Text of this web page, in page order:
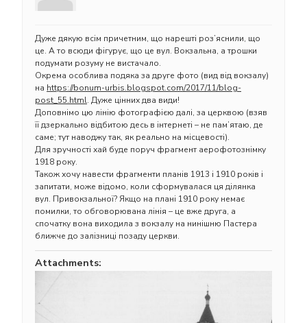
Дуже дякую всім причетним, що нарешті роз’яснили, що
це. А то всюди фігурує, що це вул. Вокзальна, а трошки
подумати розуму не вистачало.
Окрема особлива подяка за друге фото (вид від вокзалу)
на https://bonum-urbis.blogspot.com/2017/11/blog-
post_55.html. Дуже цінних два види!
Доповнімо цю лінію фотографією далі, за церквою (взяв
її дзеркально відбитою десь в інтернеті – не пам’ятаю, де
саме; тут наводжу так, як реально на місцевості).
Для зручності хай буде поруч фрагмент аерофотознімку
1918 року.
Також хочу навести фрагменти планів 1913 і 1910 років і
запитати, може відомо, коли сформувалася ця ділянка
вул. Привокзальної? Якщо на плані 1910 року немає
помилки, то обговорювана лінія – це вже друга, а
спочатку вона виходила з вокзалу на нинішню Пастера
ближче до залізниці позаду церкви.
Attachments: